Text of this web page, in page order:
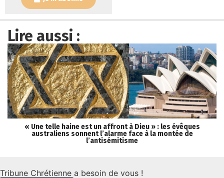
Lire aussi :
« Une telle haine est un affront à Dieu » : les évêques
australiens sonnent l’alarme face à la montée de
l’antisémitisme
Tribune Chrétienne a besoin de vous !